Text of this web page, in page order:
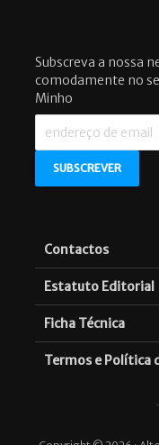
Subscreva a nossa
comodamente no
Minho
Contactos
Estatuto Editorial
Ficha Técnica
Termos e Política